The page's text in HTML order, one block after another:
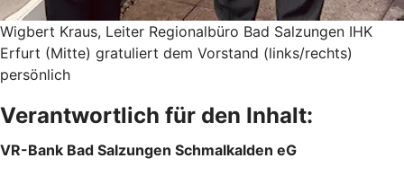
Wigbert Kraus, Leiter Regionalbüro Bad Salzungen IHK
Erfurt (Mitte) gratuliert dem Vorstand (links/rechts)
persönlich
Verantwortlich für den Inhalt:
VR-Bank Bad Salzungen Schmalkalden eG